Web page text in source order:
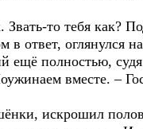
то тебя как?
в ответ, оглянулся
ещё полностью,
вместе. –
искрошил